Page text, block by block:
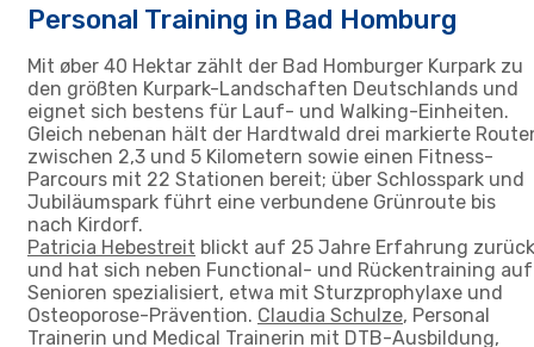
Personal Training in Bad Homburg
Mit øber 40 Hektar zählt der Bad Homburger Kurpark zu
den größten Kurpark-Landschaften Deutschlands und
eignet sich bestens für Lauf- und Walking-Einheiten.
Gleich nebenan hält der Hardtwald drei markierte
zwischen 2,3 und 5 Kilometern sowie einen Fitness-
Parcours mit 22 Stationen bereit; über Schlosspark und
Jubiläumspark führt eine verbundene Grünroute bis
nach Kirdorf.
Patricia Hebestreit blickt auf 25 Jahre Erfahrung zurück
und hat sich neben Functional- und Rückentraining auf
Senioren spezialisiert, etwa mit Sturzprophylaxe und
Osteoporose-Prävention. Claudia Schulze, Personal
Trainerin und Medical Trainerin mit DTB-Ausbildung,